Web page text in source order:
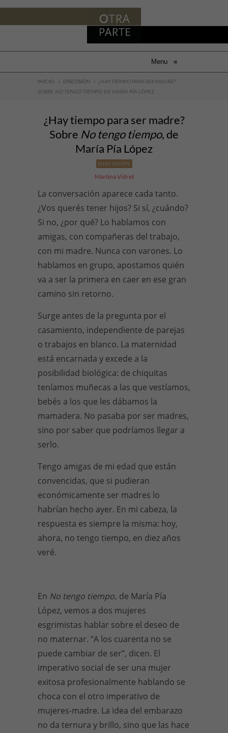
Menu ≡
INICIO » DISCUSIÓN » ¿HAY TIEMPO PARA SER MADRE?
SOBRE NO TENGO TIEMPO , DE MARÍA PÍA LÓPEZ
¿Hay tiempo para ser madre?
Sobre No tengo tiempo, de
María Pía López
DISCUSIÓN
Martina Vidret
La conversación aparece cada tanto.
¿Vos querés tener hijos? Si sí, ¿cuándo?
Si no, ¿por qué? Lo hablamos con
amigas, con compañeras del trabajo,
con mi madre. Nunca con varones. Lo
hablamos en grupo, apostamos quién
va a ser la primera en caer en ese gran
camino sin retorno.
Surge antes de la pregunta por el
casamiento, independiente de parejas
o trabajos en blanco. La maternidad
está encarnada y excede a la
posibilidad biológica: de chiquitas
teníamos muñecas a las que vestíamos,
bebés a los que les dábamos la
mamadera. No pasaba por ser madres,
sino por saber que podríamos llegar a
serlo.
Tengo amigas de mi edad que están
convencidas, que si pudieran
económicamente ser madres lo
habrían hecho ayer. En mi cabeza, la
respuesta es siempre la misma: hoy,
ahora, no tengo tiempo, en diez años
veré.
En No tengo tiempo, de María Pía
López, vemos a dos mujeres
esgrimistas hablar sobre el deseo de
no maternar. “A los cuarenta no se
puede cambiar de ser”, dicen. El
imperativo social de ser una mujer
exitosa profesionalmente hablando se
choca con el otro imperativo de
mujeres-madre. La idea del embarazo
no da ternura y brillo, sino que las hace